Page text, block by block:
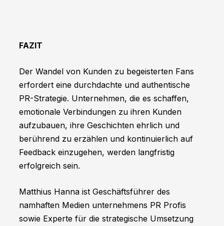
FAZIT
Der Wandel von Kunden zu begeisterten Fans
erfordert eine durchdachte und authentische
PR-Strategie. Unternehmen, die es schaffen,
emotionale Verbindungen zu ihren Kunden
aufzubauen, ihre Geschichten ehrlich und
berührend zu erzählen und kontinuierlich auf
Feedback einzugehen, werden langfristig
erfolgreich sein.
Matthius Hanna ist Geschäftsführer des
namhaften Medien­ unternehmens PR Profis
sowie Experte für die strategische Umsetzung